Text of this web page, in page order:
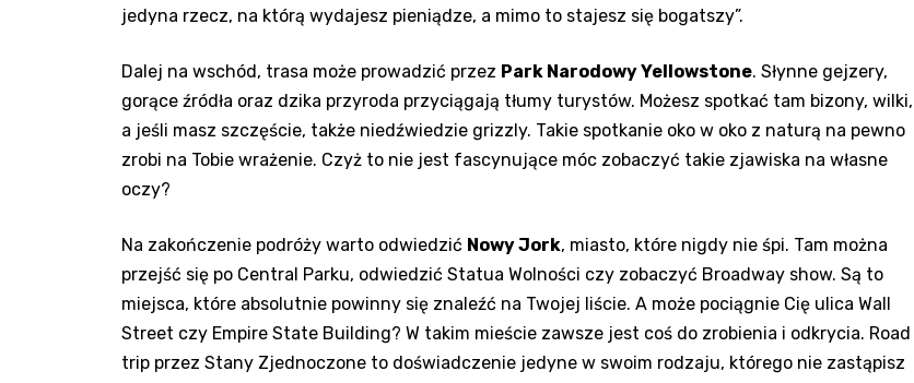
‌jedyna rzecz, na którą wydajesz pieniądze, a ⁢mimo to stajesz się bogatszy”.
Dalej na wschód, trasa może prowadzić przez​ Park ‍Narodowy Yellowstone. Słynne‍ gejzery,
gorące ⁤źródła oraz ⁣dzika przyroda przyciągają tłumy ‍turystów. Możesz⁢ spotkać ⁤tam bizony, wilki,
a jeśli‌ masz ​szczęście, także ‍niedźwiedzie grizzly. Takie ‌spotkanie oko w oko​ z ⁤naturą na pewno
zrobi na Tobie wrażenie. Czyż to nie jest fascynujące móc zobaczyć takie ⁣zjawiska na własne
oczy?
Na zakończenie podróży ‌warto odwiedzić Nowy Jork, miasto, które nigdy⁢ nie śpi. Tam ‍można
‍przejść‍ się ⁤po Central Parku, odwiedzić Statua Wolności czy​ zobaczyć Broadway‌ show. Są to⁤
miejsca, które ‌absolutnie ‌powinny się znaleźć na Twojej liście. A może pociągnie ⁤Cię ulica Wall
Street czy Empire State Building?​ W takim mieście zawsze jest coś do zrobienia i odkrycia. Road
trip przez Stany Zjednoczone to ​doświadczenie jedyne w swoim rodzaju,⁤ którego nie‌ zastąpisz